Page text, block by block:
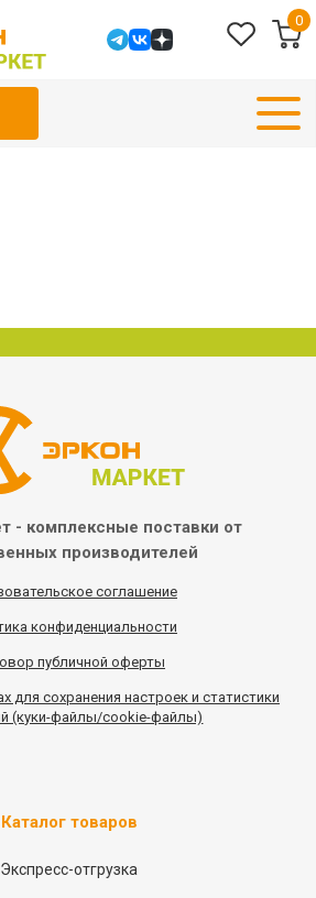
0
- комплексные поставки от
производителей
соглашение
конфиденциальности
публичной оферты
для сохранения настроек и статистики
(куки-файлы/cookie-файлы)
Каталог товаров
Экспресс-отгрузка